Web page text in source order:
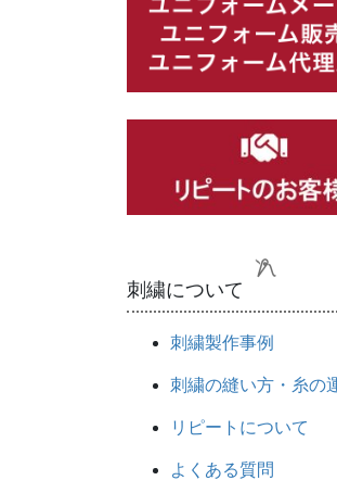
刺繍について
刺繍製作事例
刺繍の縫い方・糸の
リピートについて
よくある質問